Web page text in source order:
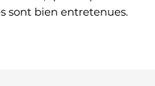
sont bien entretenues.